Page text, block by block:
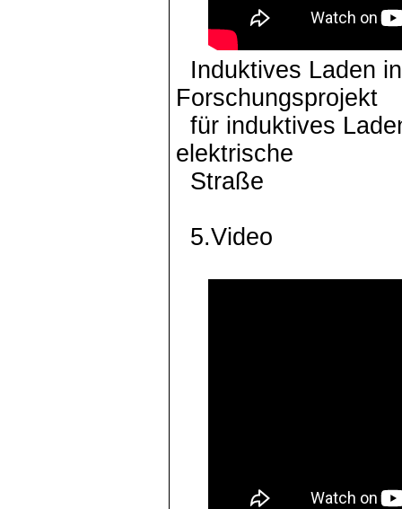
Induktives Laden
Forschungsprojekt
für induktives
elektrische
Straße
5.Video